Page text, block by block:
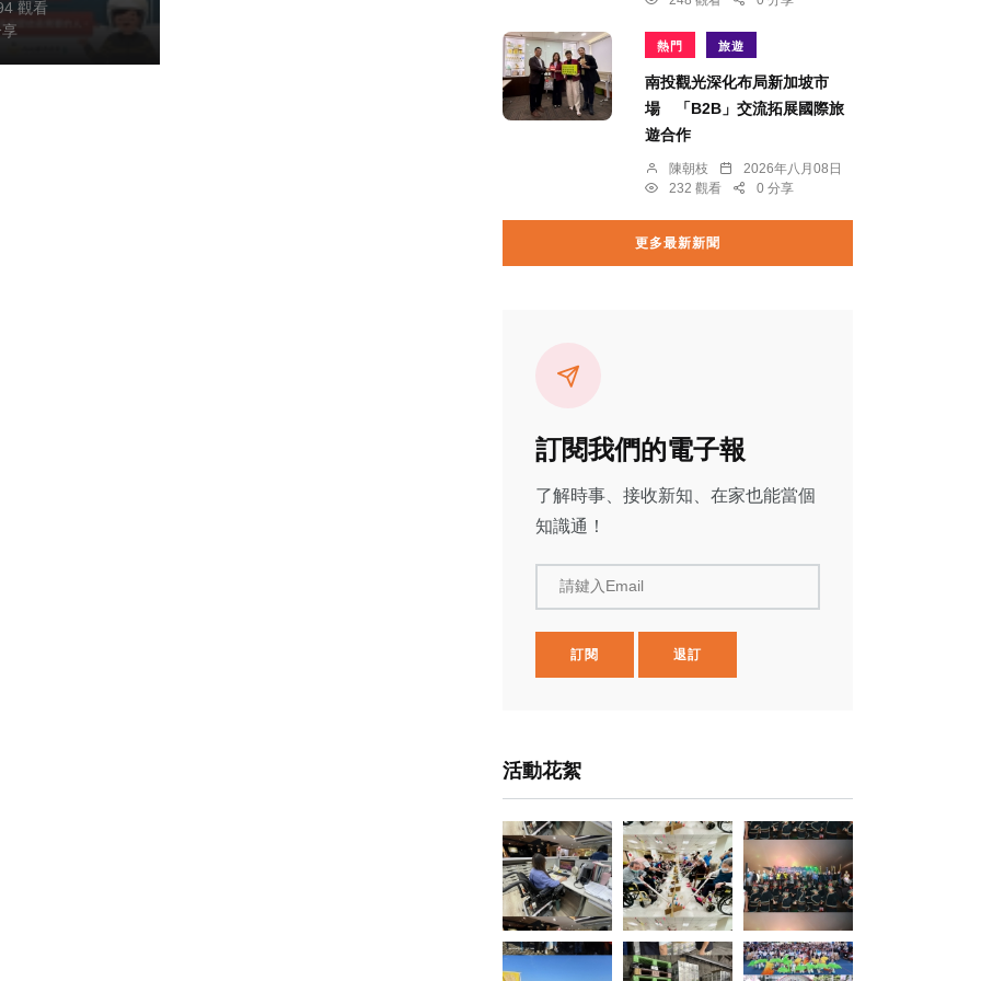
觀看
熱門 旅遊
南投觀光深化布局新加坡市
場 「B2B」交流拓展國際旅
遊合作
陳朝枝
2026年八月08日
232 觀看
0 分享
更多最新新聞
訂閱我們的電子報
了解時事、接收新知、在家也能當個
知識通！
請鍵入Email
訂閱 退訂
活動花絮